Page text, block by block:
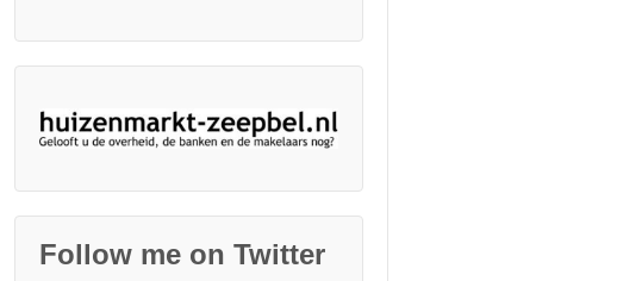
Follow me on Twitter